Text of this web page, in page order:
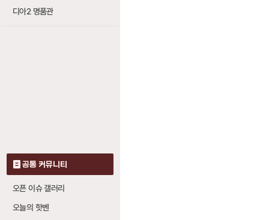
디아2 명품관
공통 커뮤니티
오픈 이슈 갤러리
오늘의 핫벤